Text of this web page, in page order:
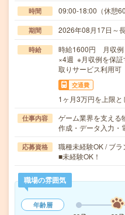
時間 09:00-18:00（休憩
期間 2026年08月17日～
時給
時給1600円 月収例
×4週 ※月収例を保
取りサービス利用可
交通費
1ヶ月3万円を上限
仕事内容
ゲーム業界を支える
作成・データ入力
応募資格
職種未経験OK / ブ
■未経験OK！
職場の雰囲気
年齢層